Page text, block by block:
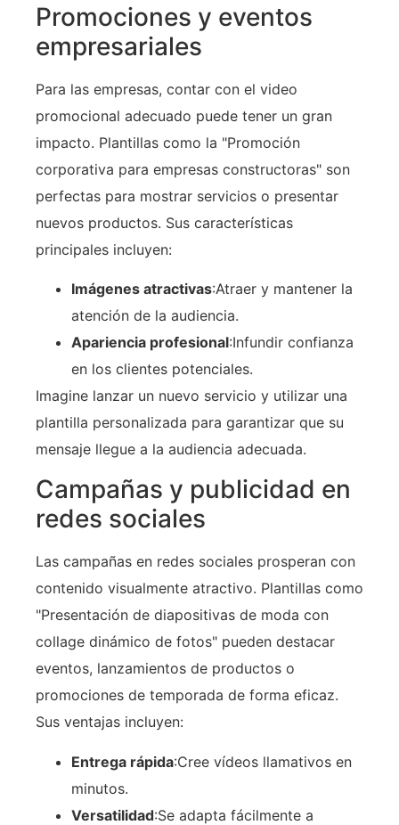
Promociones y eventos
empresariales
Para las empresas, contar con el video
promocional adecuado puede tener un gran
impacto. Plantillas como la "Promoción
corporativa para empresas constructoras" son
perfectas para mostrar servicios o presentar
nuevos productos. Sus características
principales incluyen:
Imágenes atractivas:Atraer y mantener la
atención de la audiencia.
Apariencia profesional:Infundir confianza
en los clientes potenciales.
Imagine lanzar un nuevo servicio y utilizar una
plantilla personalizada para garantizar que su
mensaje llegue a la audiencia adecuada.
Campañas y publicidad en
redes sociales
Las campañas en redes sociales prosperan con
contenido visualmente atractivo. Plantillas como
"Presentación de diapositivas de moda con
collage dinámico de fotos" pueden destacar
eventos, lanzamientos de productos o
promociones de temporada de forma eficaz.
Sus ventajas incluyen:
Entrega rápida:Cree vídeos llamativos en
minutos.
Versatilidad:Se adapta fácilmente a